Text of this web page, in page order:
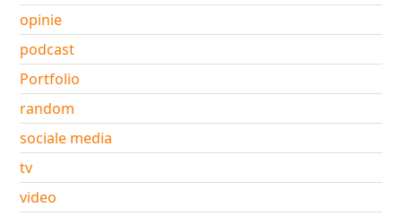
opinie
podcast
Portfolio
random
sociale media
tv
video